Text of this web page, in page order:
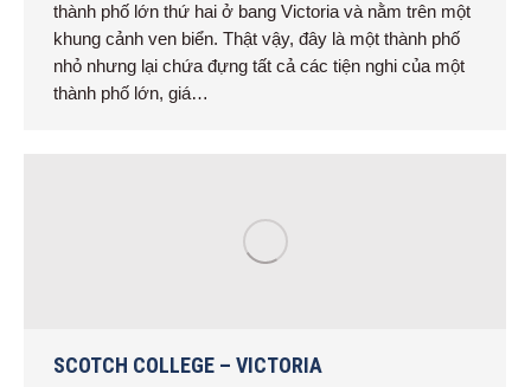
thành phố lớn thứ hai ở bang Victoria và nằm trên một
khung cảnh ven biển. Thật vậy, đây là một thành phố
nhỏ nhưng lại chứa đựng tất cả các tiện nghi của một
thành phố lớn, giá…
SCOTCH COLLEGE – VICTORIA